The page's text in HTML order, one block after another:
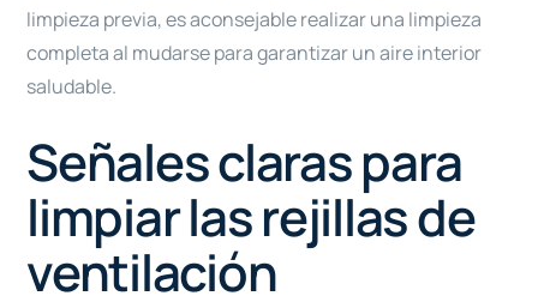
limpieza previa, es aconsejable realizar una limpieza
completa al mudarse para garantizar un aire interior
saludable.
Señales claras para
limpiar las rejillas de
ventilación